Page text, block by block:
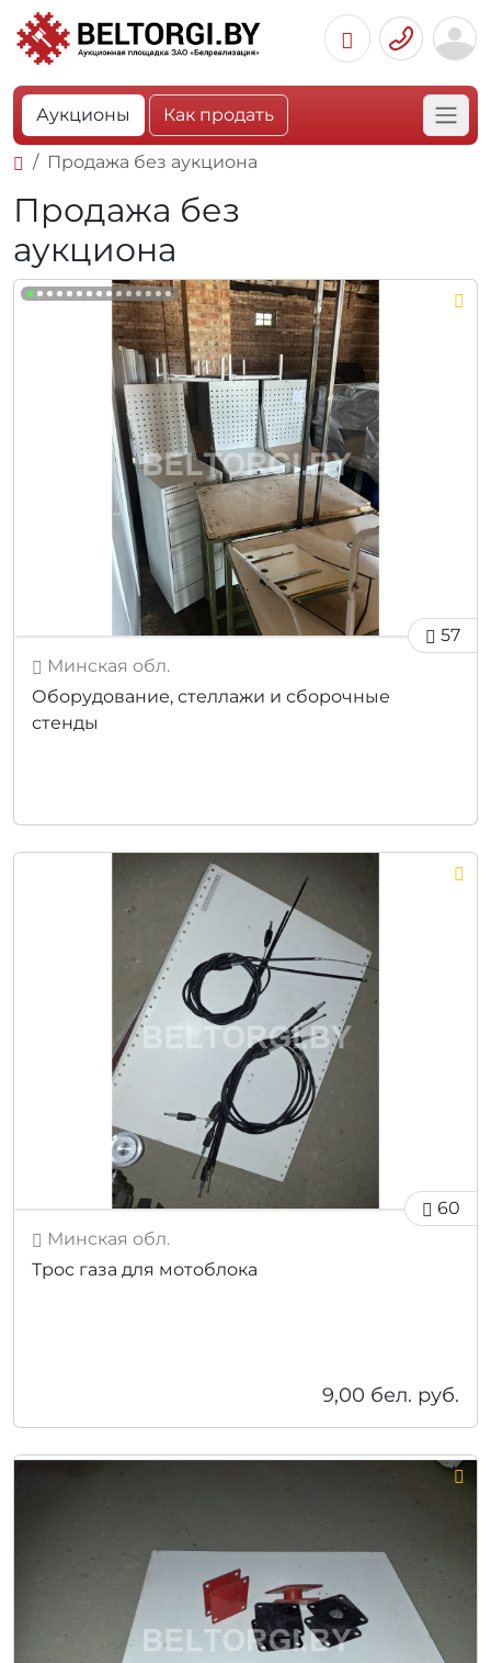
Аукционы Как продать
Продажа без аукциона
Продажа без
аукциона
57
Минская обл.
Оборудование, стеллажи и сборочные
стенды
60
Минская обл.
Трос газа для мотоблока
9,00 бел. руб.